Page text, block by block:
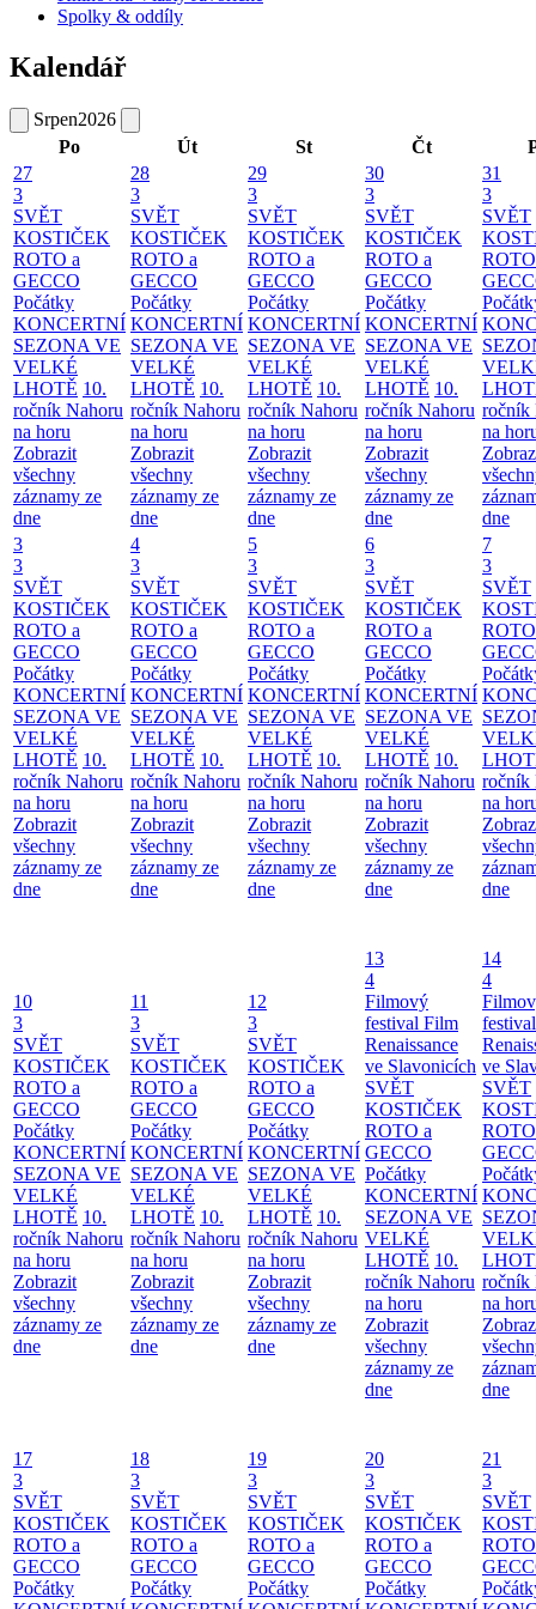
Spolky & oddíly
Kalendář
Srpen2026
Po
Út St Čt
27
3
SVĚT
KOSTIČEK
ROTO a
GECCO
Počátky
KONCERTNÍ
SEZONA VE
VELKÉ
LHOTĚ 10.
ročník Nahoru
na horu
Zobrazit
všechny
záznamy ze
dne
28
3
SVĚT
KOSTIČEK
ROTO a
GECCO
Počátky
KONCERTNÍ
SEZONA VE
VELKÉ
LHOTĚ 10.
ročník Nahoru
na horu
Zobrazit
všechny
záznamy ze
dne
29
3
SVĚT
KOSTIČEK
ROTO a
GECCO
Počátky
KONCERTNÍ
SEZONA VE
VELKÉ
LHOTĚ 10.
ročník Nahoru
na horu
Zobrazit
všechny
záznamy ze
dne
30
3
SVĚT
KOSTIČEK
ROTO a
GECCO
Počátky
KONCERTNÍ
SEZONA VE
VELKÉ
LHOTĚ 10.
ročník Nahoru
na horu
Zobrazit
všechny
záznamy ze
dne
31
3
SVĚT
ročník
na
dne
3
3
SVĚT
KOSTIČEK
ROTO a
GECCO
Počátky
KONCERTNÍ
SEZONA VE
VELKÉ
LHOTĚ 10.
ročník Nahoru
na horu
Zobrazit
všechny
záznamy ze
dne
4
3
SVĚT
KOSTIČEK
ROTO a
GECCO
Počátky
KONCERTNÍ
SEZONA VE
VELKÉ
LHOTĚ 10.
ročník Nahoru
na horu
Zobrazit
všechny
záznamy ze
dne
5
3
SVĚT
KOSTIČEK
ROTO a
GECCO
Počátky
KONCERTNÍ
SEZONA VE
VELKÉ
LHOTĚ 10.
ročník Nahoru
na horu
Zobrazit
všechny
záznamy ze
dne
6
3
SVĚT
KOSTIČEK
ROTO a
GECCO
Počátky
KONCERTNÍ
SEZONA VE
VELKÉ
LHOTĚ 10.
ročník Nahoru
na horu
Zobrazit
všechny
záznamy ze
dne
7
3
SVĚT
ročník
na
dne
10
3
SVĚT
KOSTIČEK
ROTO a
GECCO
Počátky
KONCERTNÍ
SEZONA VE
VELKÉ
LHOTĚ 10.
ročník Nahoru
na horu
Zobrazit
všechny
záznamy ze
dne
11
3
SVĚT
KOSTIČEK
ROTO a
GECCO
Počátky
KONCERTNÍ
SEZONA VE
VELKÉ
LHOTĚ 10.
ročník Nahoru
na horu
Zobrazit
všechny
záznamy ze
dne
12
3
SVĚT
KOSTIČEK
ROTO a
GECCO
Počátky
KONCERTNÍ
SEZONA VE
VELKÉ
LHOTĚ 10.
ročník Nahoru
na horu
Zobrazit
všechny
záznamy ze
dne
13
4
Filmový
festival Film
Renaissance
ve Slavonicích
SVĚT
KOSTIČEK
ROTO a
GECCO
Počátky
KONCERTNÍ
SEZONA VE
VELKÉ
LHOTĚ 10.
ročník Nahoru
na horu
Zobrazit
všechny
záznamy ze
dne
14
4
ve
SVĚT
ročník
na
dne
17
3
SVĚT
KOSTIČEK
ROTO a
GECCO
Počátky
18
3
SVĚT
KOSTIČEK
ROTO a
GECCO
Počátky
19
3
SVĚT
KOSTIČEK
ROTO a
GECCO
Počátky
20
3
SVĚT
KOSTIČEK
ROTO a
GECCO
Počátky
21
3
SVĚT